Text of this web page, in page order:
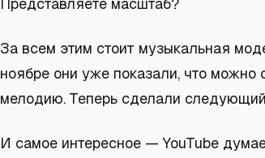
За всем этим стоит музыкальная
ноябре они уже показали, что можно
мелодию. Теперь сделали
И самое интересное — YouTube